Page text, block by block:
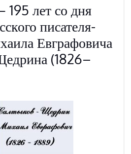
лет со дня
писателя-
Евграфовича
(1826–